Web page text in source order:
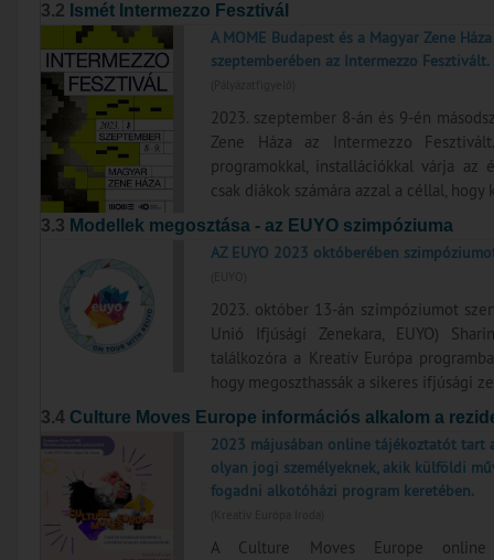
3.2 Ismét Intermezzo Fesztivál
A MOME Budapest és a Magyar Zene
szeptemberében az Intermezzo Fesztivált.
2023. szeptember 8-án és 9-én
Zene Háza az Intermezzo
programokkal, installációkkal várja
csak diákok számára azzal a céllal, hogy
3.3 Modellek megosztása - az EUYO szimpóziuma
AZ EUYO 2023 októberében
2023. október 13-án szimpóziumot
Unió Ifjúsági Zenekara, EUYO)
találkozóra a Kreatív Európa
hogy megoszthassák a sikeres ifjúsági
3.4 Culture Moves Europe információs alkalom a
2023 májusában online tájékoztatót tart
olyan jogi személyeknek, akik külföldi
fogadni alkotóházi program keretében.
A Culture Moves Europe